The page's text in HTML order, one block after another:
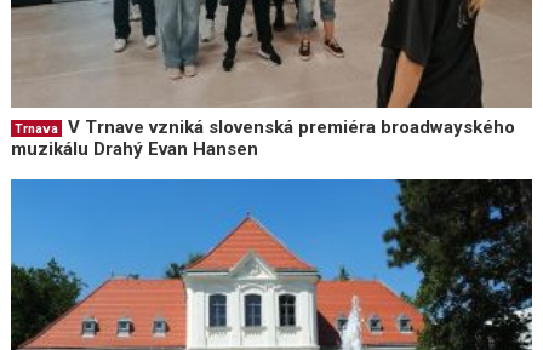
Trnava
V Trnave vzniká slovenská premiéra broadwayského
muzikálu Drahý Evan Hansen